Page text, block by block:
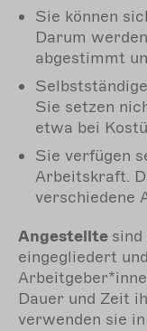
Sie können
Darum
abgestimmt
Sie setzen
etwa bei
Sie verfügen
Arbeitskraft.
verschiedene
Angestellte
eingegliedert
Dauer und Zeit
verwenden sie